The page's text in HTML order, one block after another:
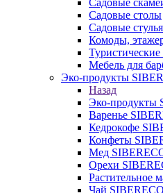
Садовые
Садовые столы
Садовые стулья
Комоды,
Мебель для
Эко-продукты
Назад
Эко-продукты
Варенье
Кедрокофе
Конфеты
Мед
Орехи
Растительное
Чай SIBERECO